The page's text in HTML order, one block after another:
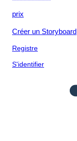
prix
Créer un Storyboard
Registre
S'identifier